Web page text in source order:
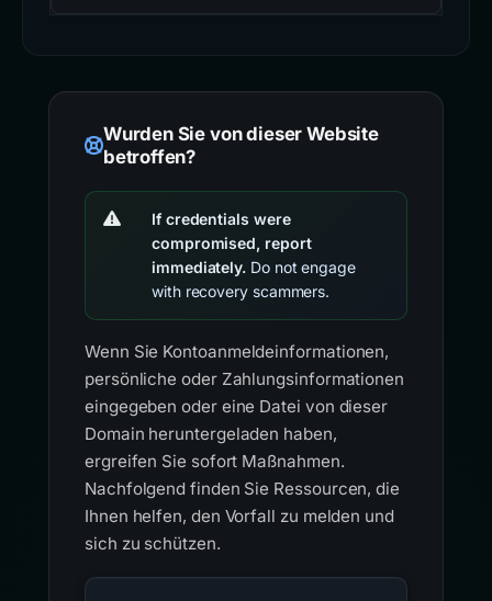
Wurden Sie von dieser Website
betroffen?
If credentials were
compromised, report
immediately. Do not engage
with recovery scammers.
Wenn Sie Kontoanmeldeinformationen,
persönliche oder Zahlungsinformationen
eingegeben oder eine Datei von dieser
Domain heruntergeladen haben,
ergreifen Sie sofort Maßnahmen.
Nachfolgend finden Sie Ressourcen, die
Ihnen helfen, den Vorfall zu melden und
sich zu schützen.